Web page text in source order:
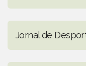
Jornal de